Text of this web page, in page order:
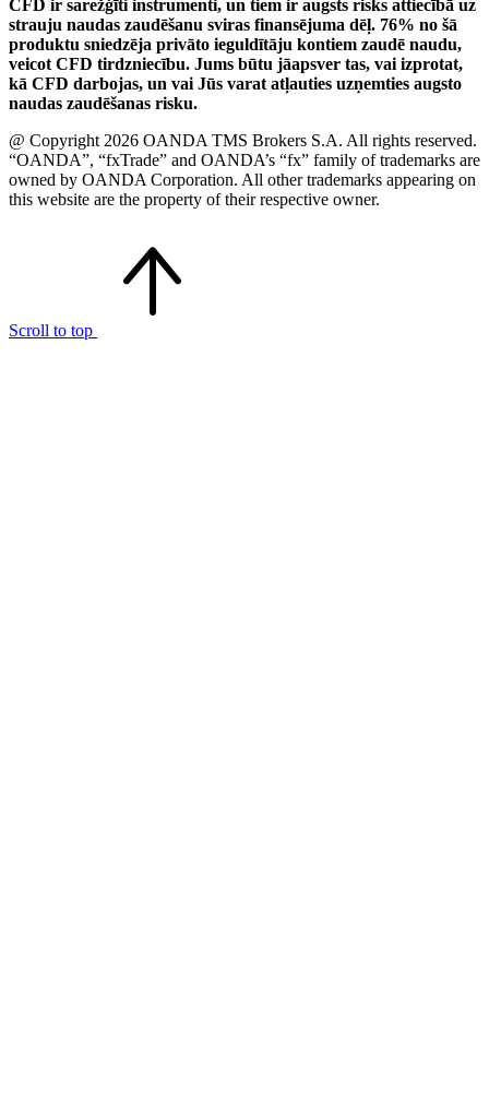
CFD ir sarežģīti instrumenti, un tiem ir augsts risks attiecībā uz
strauju naudas zaudēšanu sviras finansējuma dēļ. 76% no šā
produktu sniedzēja privāto ieguldītāju kontiem zaudē naudu,
veicot CFD tirdzniecību. Jums būtu jāapsver tas, vai izprotat,
kā CFD darbojas, un vai Jūs varat atļauties uzņemties augsto
naudas zaudēšanas risku.
@ Copyright 2026 OANDA TMS Brokers S.A. All rights reserved.
“OANDA”, “fxTrade” and OANDA’s “fx” family of trademarks are
owned by OANDA Corporation. All other trademarks appearing on
this website are the property of their respective owner.
Scroll to top